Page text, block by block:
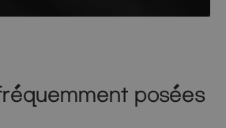
posées